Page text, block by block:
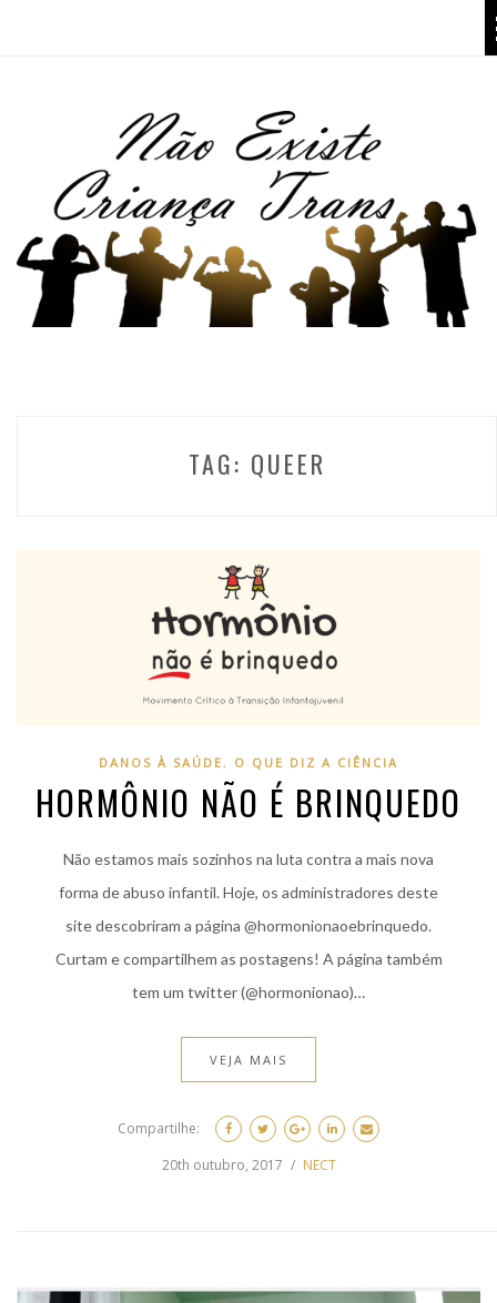
TAG: QUEER
DANOS À SAÚDE, O QUE DIZ A CIÊNCIA
HORMÔNIO NÃO É BRINQUEDO
Não estamos mais sozinhos na luta contra a mais nova
forma de abuso infantil. Hoje, os administradores deste
site descobriram a página @hormonionaoebrinquedo.
Curtam e compartilhem as postagens! A página também
tem um twitter (@hormonionao)…
VEJA MAIS
Compartilhe:
20th outubro, 2017
NECT